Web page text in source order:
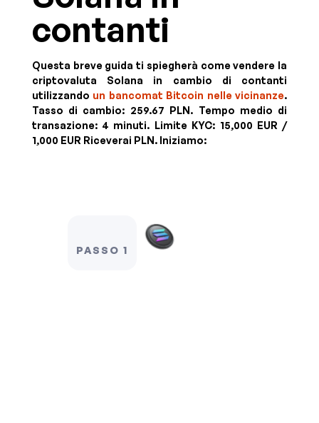
contanti
Questa breve guida ti spiegherà come vendere la
criptovaluta Solana in cambio di contanti
utilizzando un bancomat Bitcoin nelle vicinanze.
Tasso di cambio: 259.67 PLN. Tempo medio di
transazione: 4 minuti. Limite KYC: 15,000 EUR /
1,000 EUR Riceverai PLN. Iniziamo:
PASSO 1